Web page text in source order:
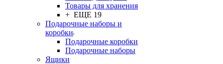
Товары для хранения
+ ЕЩЕ 19
Подарочные наборы и
коробки
Подарочные коробки
Подарочные наборы
Ящики